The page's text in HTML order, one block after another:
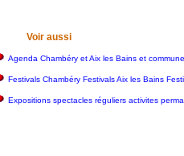
Voir aussi
Agenda Chambéry et Aix les Bains et
Festivals Chambéry Festivals Aix les Bains
Expositions spectacles réguliers activites